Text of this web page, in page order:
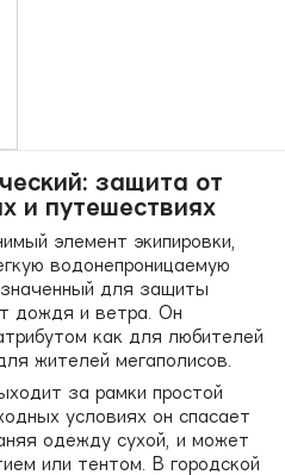
защита от
и путешествиях
элемент экипировки,
водонепроницаемую
для защиты
дождя и ветра. Он
как для любителей
жителей мегаполисов.
за рамки простой
условиях он спасает
одежду сухой, и может
или тентом. В городской